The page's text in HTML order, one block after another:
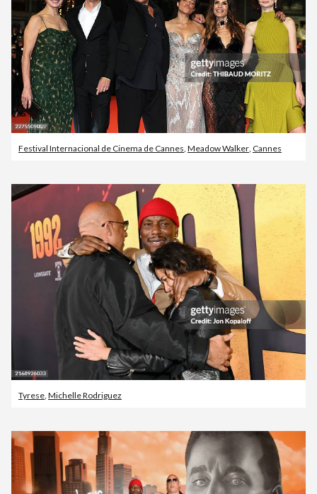
Festival Internacional de Cinema de Cannes, Meadow Walker, Cannes
Tyrese, Michelle Rodriguez